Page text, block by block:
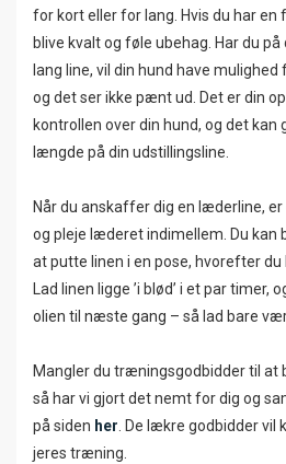
for kort eller for lang. Hvis du har en
blive kvalt og føle ubehag. Har du
lang line, vil din hund have
og det ser ikke pænt ud. Det er din
kontrollen over din hund, og det kan
længde på din udstillingsline.
Når du anskaffer dig en læderline,
og pleje læderet indimellem. Du kan
at putte linen i en pose, hvorefter
Lad linen ligge ’i blød’ i et par
olien til næste gang – så lad bare
Mangler du træningsgodbidder til at
så har vi gjort det nemt for dig og
på siden her . De lækre godbidder vil
jeres træning.